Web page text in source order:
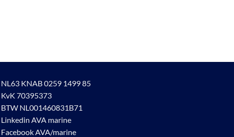
NL63 KNAB 0259 1499 85
KvK 70395373
BTW NL001460831B71
Linkedin AVA marine
Facebook AVA/marine